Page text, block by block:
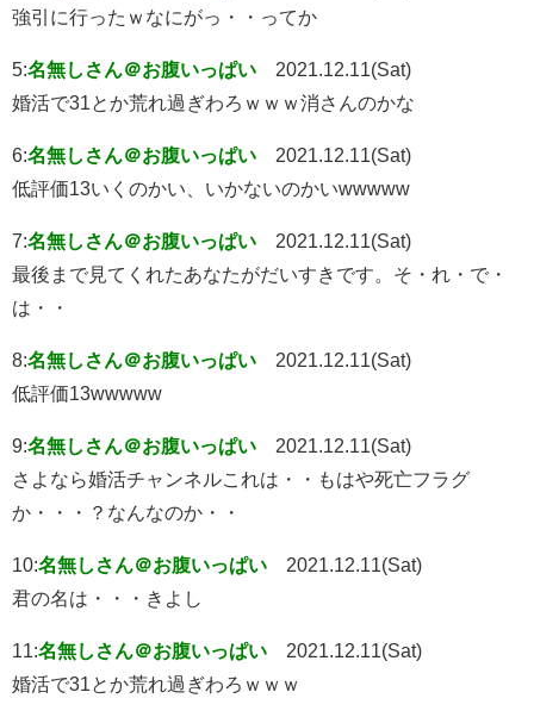
強引に行ったｗなにがっ・・ってか
5:名無しさん＠お腹いっぱい
2021.12.11(Sat)
婚活で31とか荒れ過ぎわろｗｗｗ消さんのかな
6:名無しさん＠お腹いっぱい
2021.12.11(Sat)
低評価13いくのかい、いかないのかいwwwww
7:名無しさん＠お腹いっぱい
2021.12.11(Sat)
最後まで見てくれたあなたがだいすきです。そ・れ・で・
は・・
8:名無しさん＠お腹いっぱい
2021.12.11(Sat)
低評価13wwwww
9:名無しさん＠お腹いっぱい
2021.12.11(Sat)
さよなら婚活チャンネルこれは・・もはや死亡フラグ
か・・・？なんなのか・・
10:名無しさん＠お腹いっぱい
2021.12.11(Sat)
君の名は・・・きよし
11:名無しさん＠お腹いっぱい
2021.12.11(Sat)
婚活で31とか荒れ過ぎわろｗｗｗ